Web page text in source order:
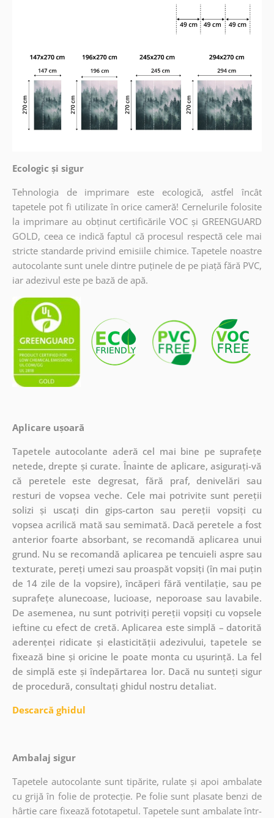
Ecologic și sigur
Tehnologia de imprimare este ecologică, astfel încât
tapetele pot fi utilizate în orice cameră! Cernelurile folosite
la imprimare au obținut certificările VOC și GREENGUARD
GOLD, ceea ce indică faptul că procesul respectă cele mai
stricte standarde privind emisiile chimice. Tapetele noastre
autocolante sunt unele dintre puținele de pe piață fără PVC,
iar adezivul este pe bază de apă.
Aplicare ușoară
Tapetele autocolante aderă cel mai bine pe suprafețe
netede, drepte și curate. Înainte de aplicare, asigurați-vă
că peretele este degresat, fără praf, denivelări sau
resturi de vopsea veche. Cele mai potrivite sunt pereții
solizi și uscați din gips-carton sau pereții vopsiți cu
vopsea acrilică mată sau semimată. Dacă peretele a fost
anterior foarte absorbant, se recomandă aplicarea unui
grund. Nu se recomandă aplicarea pe tencuieli aspre sau
texturate, pereți umezi sau proaspăt vopsiți (în mai puțin
de 14 zile de la vopsire), încăperi fără ventilație, sau pe
suprafețe alunecoase, lucioase, neporoase sau lavabile.
De asemenea, nu sunt potriviți pereții vopsiți cu vopsele
ieftine cu efect de cretă. Aplicarea este simplă – datorită
aderenței ridicate și elasticității adezivului, tapetele se
fixează bine și oricine le poate monta cu ușurință. La fel
de simplă este și îndepărtarea lor. Dacă nu sunteți sigur
de procedură, consultați ghidul nostru detaliat.
Descarcă ghidul
Ambalaj sigur
Tapetele autocolante sunt tipărite, rulate și apoi ambalate
cu grijă în folie de protecție. Pe folie sunt plasate benzi de
hârtie care fixează fototapetul. Tapetele sunt ambalate într-